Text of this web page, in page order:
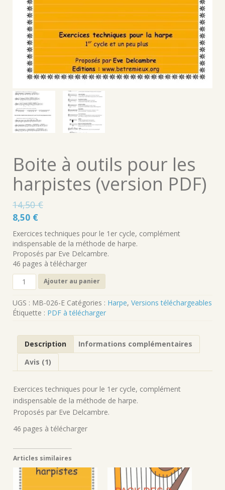
Boite à outils pour les
harpistes (version PDF)
14,50€
Le
prix
initial
était :
14,50 €.
8,50 €Le
prix
actuel
est :
8,50 €.
Exercices techniques pour le 1er cycle, complément
indispensable de la méthode de harpe.
Proposés par Eve Delcambre.
46 pages à télécharger
quantité
de
Boite
à
outils
les
harpistes
(version
PDF)
Ajouter au panier
UGS : MB-026-E Catégories : Harpe, Versions téléchargeables
Étiquette : PDF à télécharger
Description
Informations complémentaires
Avis (1)
Exercices techniques pour le 1er cycle, complément
indispensable de la méthode de harpe.
Proposés par Eve Delcambre.
46 pages à télécharger
Articles similaires